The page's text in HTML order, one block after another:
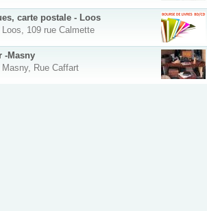
carte postale - Loos
109 rue Calmette
-Masny
Rue Caffart